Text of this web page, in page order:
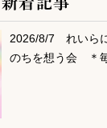
2026/8/7 れいら
のちを想う会 ＊